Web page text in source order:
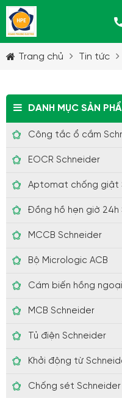
Trang chủ Tin tức
DANH MỤC SẢN
Công tắc ổ cắm
EOCR Schneider
Aptomat chống giật
Đồng hồ hẹn giờ 24h
MCCB Schneider
Bộ Micrologic ACB
Cám biến hồng
MCB Schneider
Tủ điện Schneider
Khởi động từ
Chống sét Schneider